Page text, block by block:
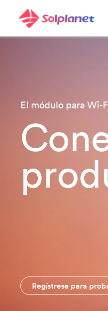
El módulo para Wi-
Regístrese para